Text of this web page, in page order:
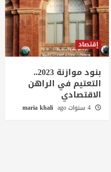
إقتصاد
بنود موازنة 2023..
التعتيم في الراهن
الاقتصادي
4 سنوات ago maria khali